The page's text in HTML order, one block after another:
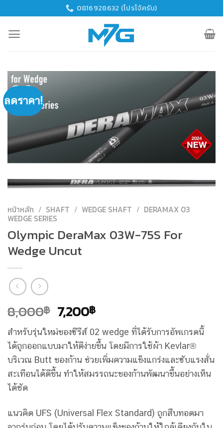
content
0816928632 (โปรโจ้ครับ)
ลดราคา!
หน้าหลัก / SHAFT / WEDGE SHAFT / DERAMAX 03
WEDGE SERIES
Olympic DeraMax 03W-75S For
Wedge Uncut
8,000฿ Original
price
was:
8,000฿.
7,200฿Current
price
is:
7,200฿.
สำหรับรุ่นใหม่ของซีรีส์ 02 wedge ที่ได้รับการอัพเกรดนี้
ได้ถูกออกแบบมาให้ตีง่ายขึ้น โดยมีการใช้ผ้า Kevlar®
บริเวณ Butt ของก้าน ช่วยเพิ่มความแข็งแกร่งและซับแรงสั่น
สะเทือนได้ดีขึ้น ทำให้สมรรถนะของก้านพัฒนาขึ้นอย่างเห็น
ได้ชัด
แนวคิด UFS (Universal Flex Standard) ถูกสืบทอดมา